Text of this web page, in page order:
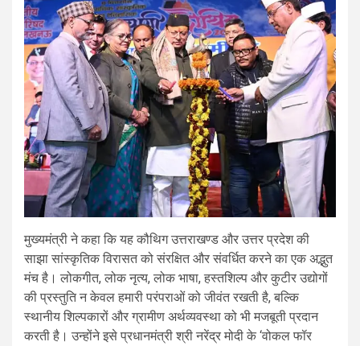
मुख्यमंत्री ने कहा कि यह कौथिग उत्तराखण्ड और उत्तर प्रदेश की
साझा सांस्कृतिक विरासत को संरक्षित और संवर्धित करने का एक अद्भुत
मंच है। लोकगीत, लोक नृत्य, लोक भाषा, हस्तशिल्प और कुटीर उद्योगों
की प्रस्तुति न केवल हमारी परंपराओं को जीवंत रखती है, बल्कि
स्थानीय शिल्पकारों और ग्रामीण अर्थव्यवस्था को भी मजबूती प्रदान
करती है। उन्होंने इसे प्रधानमंत्री श्री नरेंद्र मोदी के ‘वोकल फॉर